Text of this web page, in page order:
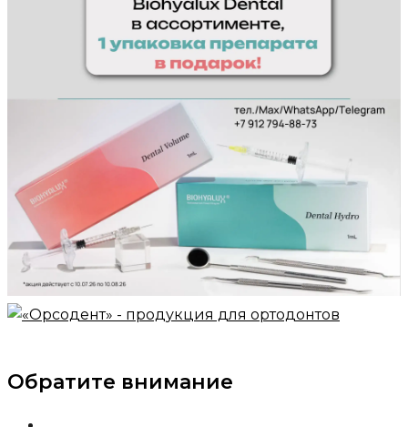
Обратите внимание